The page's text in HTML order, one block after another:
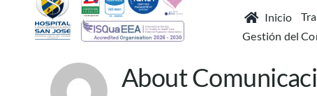
Inicio
Gestión del
About